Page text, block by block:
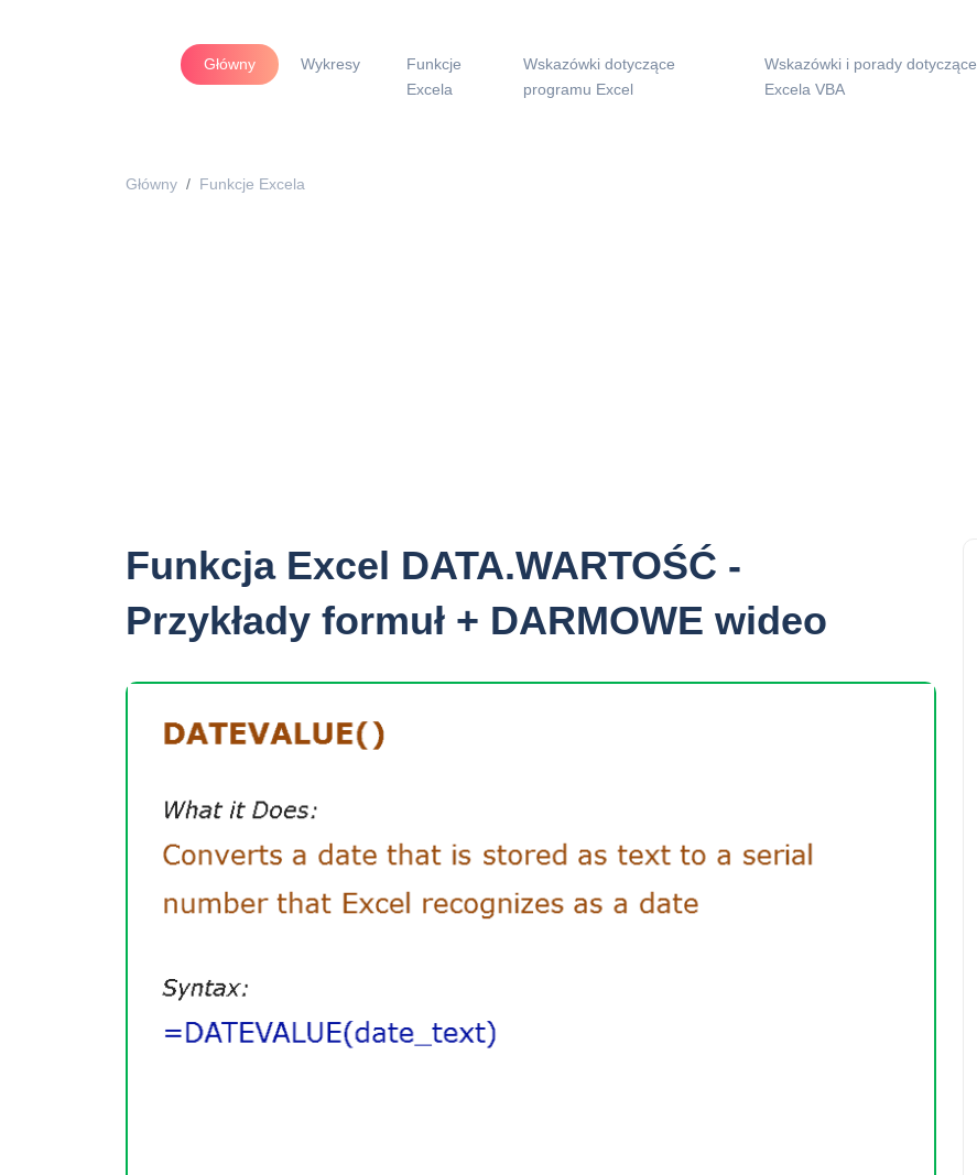
Główny Wykresy
Funkcje
Excela
Wskazówki dotyczące
programu Excel
Wskazówki i porady dotyczące
Excela VBA
Główny Funkcje Excela
Funkcja Excel DATA.WARTOŚĆ -
Przykłady formuł + DARMOWE wideo